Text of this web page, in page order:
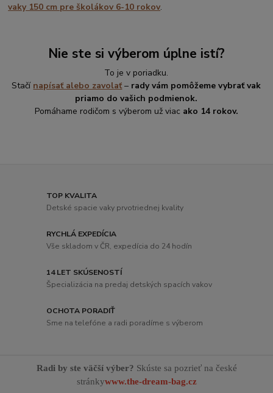
vaky 150 cm pre školákov 6-10 rokov.
Nie ste si výberom úplne istí?
To je v poriadku.
Stačí napísať alebo zavolať– rady vám pomôžeme vybrať vak
priamo do vašich podmienok.
Pomáhame rodičom s výberom už viac ako 14 rokov.
TOP KVALITA
Detské spacie vaky prvotriednej kvality
RYCHLÁ EXPEDÍCIA
Vše skladom v ČR, expedícia do 24 hodín
14 LET SKÚSENOSTÍ
Špecializácia na predaj detských spacích vakov
OCHOTA PORADIŤ
Sme na telefóne a radi poradíme s výberom
Radi by ste väčší výber? Skúste sa pozrieť na české
stránkywww.the-dream-bag.cz